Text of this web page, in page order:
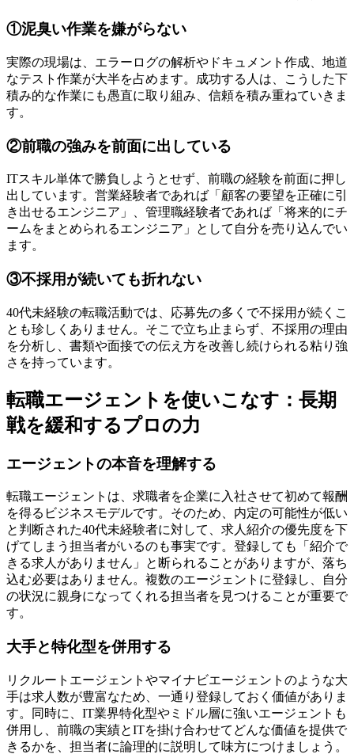
①泥臭い作業を嫌がらない
実際の現場は、エラーログの解析やドキュメント作成、地道
なテスト作業が大半を占めます。成功する人は、こうした下
積み的な作業にも愚直に取り組み、信頼を積み重ねていきま
す。
②前職の強みを前面に出している
ITスキル単体で勝負しようとせず、前職の経験を前面に押し
出しています。営業経験者であれば「顧客の要望を正確に引
き出せるエンジニア」、管理職経験者であれば「将来的にチ
ームをまとめられるエンジニア」として自分を売り込んでい
ます。
③不採用が続いても折れない
40代未経験の転職活動では、応募先の多くで不採用が続くこ
とも珍しくありません。そこで立ち止まらず、不採用の理由
を分析し、書類や面接での伝え方を改善し続けられる粘り強
さを持っています。
転職エージェントを使いこなす：長期
戦を緩和するプロの力
エージェントの本音を理解する
転職エージェントは、求職者を企業に入社させて初めて報酬
を得るビジネスモデルです。そのため、内定の可能性が低い
と判断された40代未経験者に対して、求人紹介の優先度を下
げてしまう担当者がいるのも事実です。登録しても「紹介で
きる求人がありません」と断られることがありますが、落ち
込む必要はありません。複数のエージェントに登録し、自分
の状況に親身になってくれる担当者を見つけることが重要で
す。
大手と特化型を併用する
リクルートエージェントやマイナビエージェントのような大
手は求人数が豊富なため、一通り登録しておく価値がありま
す。同時に、IT業界特化型やミドル層に強いエージェントも
併用し、前職の実績とITを掛け合わせてどんな価値を提供で
きるかを、担当者に論理的に説明して味方につけましょう。